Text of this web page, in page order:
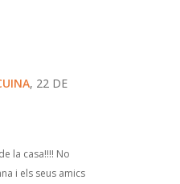
, 22 DE
la casa!!!! No
i els seus amics